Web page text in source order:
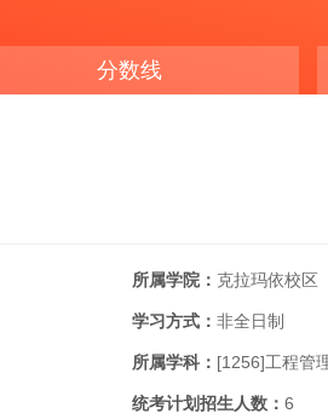
分数线
所属学院： 克拉玛依校区
学习方式： 非全日制
所属学科： [1256]工程管
统考计划招生人数： 6